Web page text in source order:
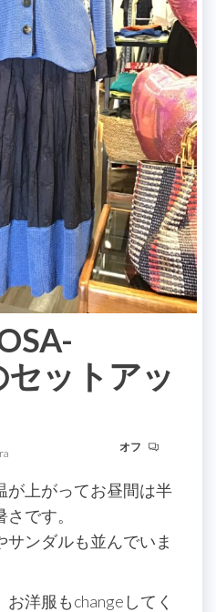
セットアッ
オフ
が上がってお昼間は半
です。
サンダルも並んでいま
洋服もchangeしてく